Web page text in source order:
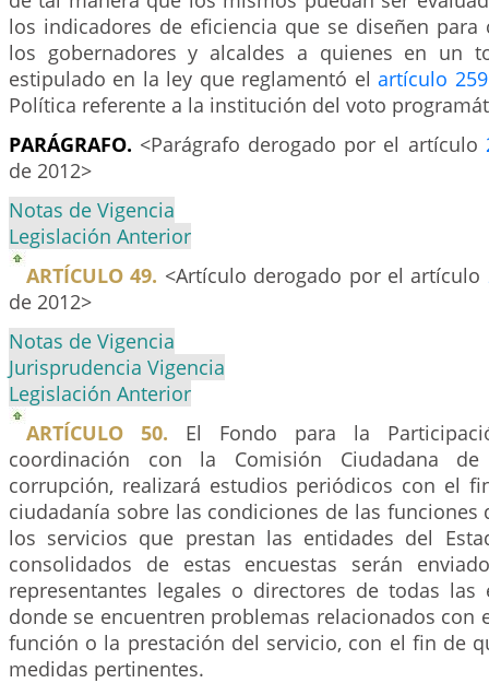
los indicadores de eficiencia que se diseñen para
los gobernadores y alcaldes a quienes en un
estipulado en la ley que reglamentó elartículo 259
Política referente a la institución del voto
PARÁGRAFO. <Parágrafo derogado por el artículo
de 2012>
Notas de Vigencia
Legislación Anterior
ARTÍCULO 49. <Artículo derogado por el artículo
de 2012>
Notas de Vigencia
Jurisprudencia Vigencia
Legislación Anterior
ARTÍCULO 50. El Fondo para la
coordinación con la Comisión Ciudadana
corrupción, realizará estudios periódicos con el
ciudadanía sobre las condiciones de las funciones
los servicios que prestan las entidades del
consolidados de estas encuestas serán
representantes legales o directores de todas las
donde se encuentren problemas relacionados con
función o la prestación del servicio, con el fin de
medidas pertinentes.